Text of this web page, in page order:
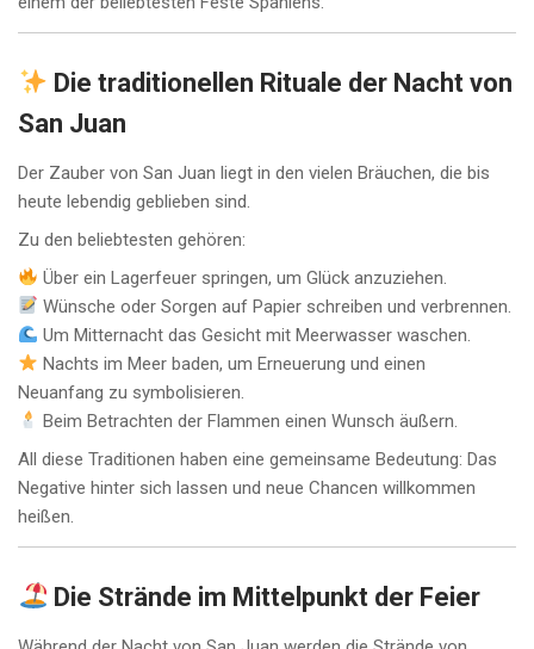
Die traditionellen Rituale der Nacht von
San Juan
Der Zauber von San Juan liegt in den vielen Bräuchen, die bis
heute lebendig geblieben sind.
Zu den beliebtesten gehören:
Über ein Lagerfeuer springen, um Glück anzuziehen.
Wünsche oder Sorgen auf Papier schreiben und verbrennen.
Um Mitternacht das Gesicht mit Meerwasser waschen.
Nachts im Meer baden, um Erneuerung und einen
Neuanfang zu symbolisieren.
Beim Betrachten der Flammen einen Wunsch äußern.
All diese Traditionen haben eine gemeinsame Bedeutung: Das
Negative hinter sich lassen und neue Chancen willkommen
heißen.
Die Strände im Mittelpunkt der Feier